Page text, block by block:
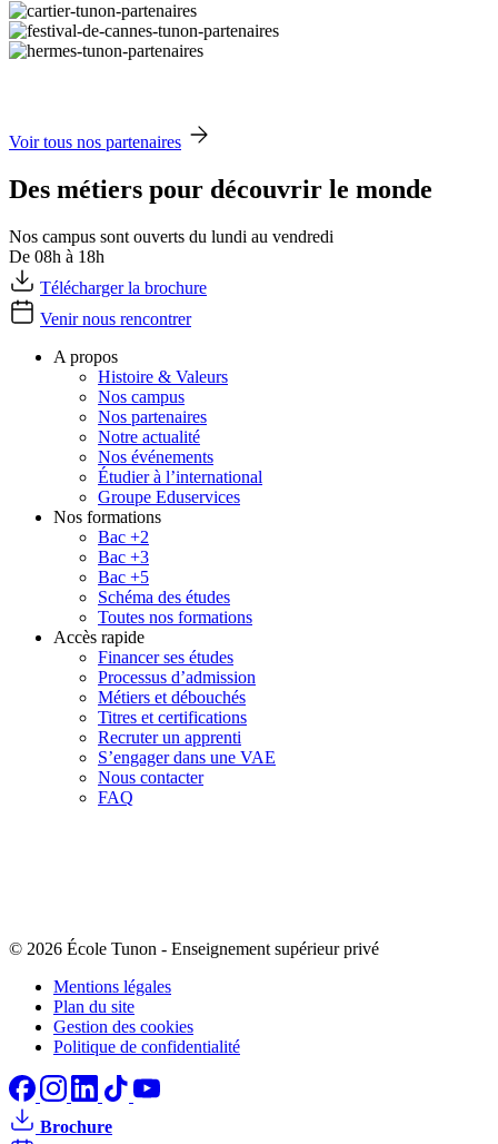
Voir tous nos partenaires
Des métiers pour découvrir le monde
Nos campus sont ouverts du lundi au vendredi
De 08h à 18h
Télécharger la brochure
Venir nous rencontrer
A propos
Histoire & Valeurs
Nos campus
Nos partenaires
Notre actualité
Nos événements
Étudier à l’international
Groupe Eduservices
Nos formations
Bac +2
Bac +3
Bac +5
Schéma des études
Toutes nos formations
Accès rapide
Financer ses études
Processus d’admission
Métiers et débouchés
Titres et certifications
Recruter un apprenti
S’engager dans une VAE
Nous contacter
FAQ
© 2026 École Tunon - Enseignement supérieur privé
Mentions légales
Plan du site
Gestion des cookies
Politique de confidentialité
Brochure